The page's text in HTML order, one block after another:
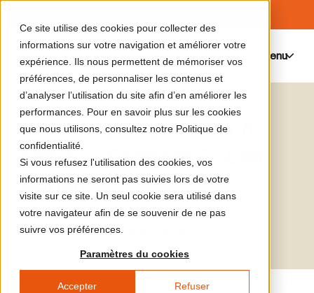
Ce site utilise des cookies pour collecter des
informations sur votre navigation et améliorer votre
expérience. Ils nous permettent de mémoriser vos
préférences, de personnaliser les contenus et
d’analyser l’utilisation du site afin d’en améliorer les
performances. Pour en savoir plus sur les cookies
que nous utilisons, consultez notre Politique de
confidentialité.
Si vous refusez l'utilisation des cookies, vos
informations ne seront pas suivies lors de votre
visite sur ce site. Un seul cookie sera utilisé dans
votre navigateur afin de se souvenir de ne pas
suivre vos préférences.
Paramètres du cookies
Accepter Refuser
Menu
Archive de Hans-Ulrich
Obrist - Chapitre 2 : Etel
Adnan
Etel Adnan,Hans Ulrich Obrist